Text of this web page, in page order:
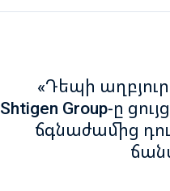
«Դեպի աղբյուրը
Shtigen Group-ը
ճգնաժամից